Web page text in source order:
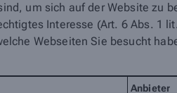
um sich auf der Website zu
Interesse (Art. 6 Abs. 1
Webseiten Sie besucht
Anbieter